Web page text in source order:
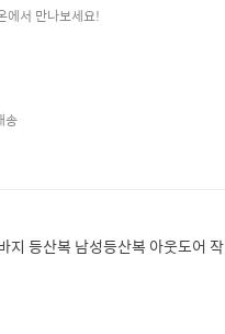
에서 만나보세요!
송
지 등산복 남성등산복 아웃도어 작